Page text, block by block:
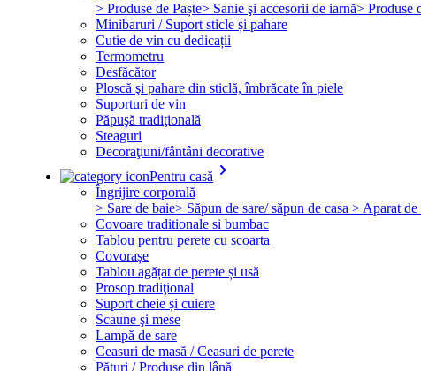
> Produse de Paște> Sanie şi accesorii de iarnă> Produse
Minibaruri / Suport sticle și pahare
Cutie de vin cu dedicații
Termometru
Desfăcător
Ploscă şi pahare din sticlă, îmbrăcate în piele
Suporturi de vin
Păpuşă tradiţională
Steaguri
Decoraţiuni/fântâni decorative
Pentru casă keyboard_arrow_right
Îngrijire corporală
> Sare de baie> Săpun de sare/ săpun de casa > Aparat de
Covoare traditionale si bumbac
Tablou pentru perete cu scoarta
Covorașe
Tablou agățat de perete și usă
Prosop tradiţional
Suport cheie și cuiere
Scaune şi mese
Lampă de sare
Ceasuri de masă / Ceasuri de perete
Pături / Produse din lână